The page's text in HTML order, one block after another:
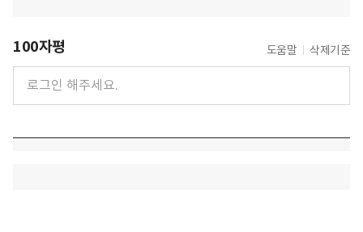
100자평 도움말 삭제기준